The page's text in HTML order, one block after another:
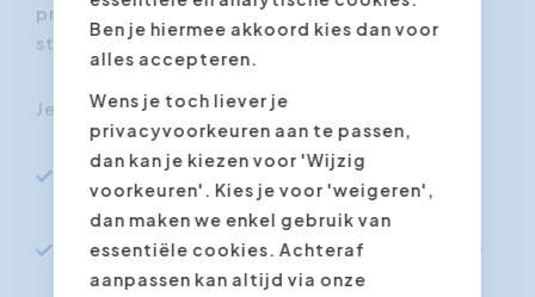
presentatietechnieken aangereikt om een
sterke indruk te maken op uw publiek.
Je leert tijdens deze cursus:
Een duidelijke en werkbare structuur op te
bouwen voor een online presentatie
Welke elementen u kunt toepassen zodat je
boodschap online beter overkomt
Ben je hiermee akkoord kies dan voor
alles accepteren.
Wens je toch liever je
privacyvoorkeuren aan te passen,
dan kan je kiezen voor 'Wijzig
voorkeuren'. Kies je voor 'weigeren',
dan maken we enkel gebruik van
essentiële cookies. Achteraf
aanpassen kan altijd via onze